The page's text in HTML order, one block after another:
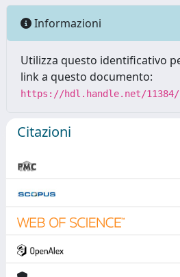
Informazioni
Utilizza questo identificativo
link a questo documento:
https://hdl.handle.net/11384/
Citazioni